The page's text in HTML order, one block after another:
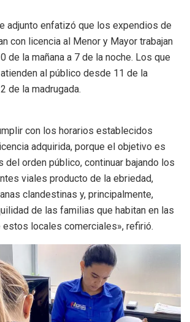
adjunto enfatizó que los expendios de
con licencia al Menor y Mayor trabajan
de la mañana a 7 de la noche. Los que
al público desde 11 de la
de la madrugada.
con los horarios establecidos
adquirida, porque el objetivo es
del orden público, continuar bajando los
viales producto de la ebriedad,
clandestinas y, principalmente,
de las familias que habitan en las
estos locales comerciales», refirió.